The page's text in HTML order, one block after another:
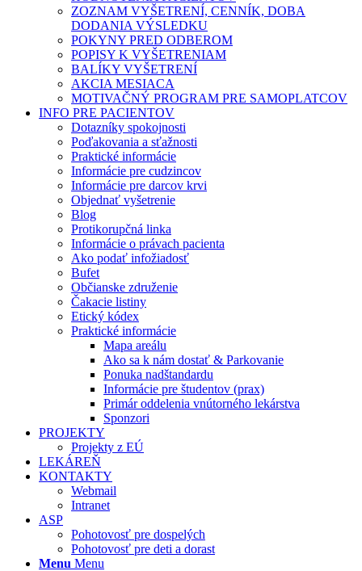
ZOZNAM VYŠETRENÍ, CENNÍK, DOBA
DODANIA VÝSLEDKU
POKYNY PRED ODBEROM
POPISY K VYŠETRENIAM
BALÍKY VYŠETRENÍ
AKCIA MESIACA
MOTIVAČNÝ PROGRAM PRE SAMOPLATCOV
INFO PRE PACIENTOV
Dotazníky spokojnosti
Poďakovania a sťažnosti
Praktické informácie
Informácie pre cudzincov
Informácie pre darcov krvi
Objednať vyšetrenie
Blog
Protikorupčná linka
Informácie o právach pacienta
Ako podať infožiadosť
Bufet
Občianske združenie
Čakacie listiny
Etický kódex
Praktické informácie
Mapa areálu
Ako sa k nám dostať & Parkovanie
Ponuka nadštandardu
Informácie pre študentov (prax)
Primár oddelenia vnútorného lekárstva
Sponzori
PROJEKTY
Projekty z EÚ
LEKÁREŇ
KONTAKTY
Webmail
Intranet
ASP
Pohotovosť pre dospelých
Pohotovosť pre deti a dorast
Menu Menu